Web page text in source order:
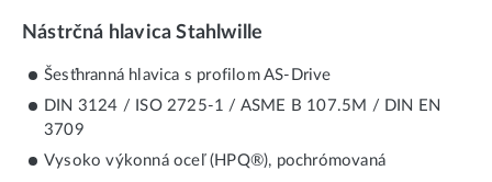
Nástrčná hlavica Stahlwille
Šesťhranná hlavica s profilom AS-Drive
DIN 3124 / ISO 2725-1 / ASME B 107.5M / DIN EN
3709
Vysoko výkonná oceľ (HPQ®), pochrómovaná